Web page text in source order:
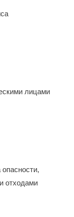
лицами
отходами